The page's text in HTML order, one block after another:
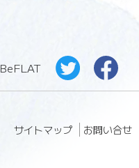
BeFLAT
サイトマップ お問い合せ